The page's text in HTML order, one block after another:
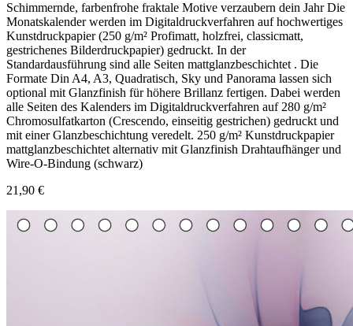
Schimmernde, farbenfrohe fraktale Motive verzaubern dein Jahr Die
Monatskalender werden im Digitaldruckverfahren auf hochwertiges
Kunstdruckpapier (250 g/m² Profimatt, holzfrei, classicmatt,
gestrichenes Bilderdruckpapier) gedruckt. In der
Standardausführung sind alle Seiten mattglanzbeschichtet . Die
Formate Din A4, A3, Quadratisch, Sky und Panorama lassen sich
optional mit Glanzfinish für höhere Brillanz fertigen. Dabei werden
alle Seiten des Kalenders im Digitaldruckverfahren auf 280 g/m²
Chromosulfatkarton (Crescendo, einseitig gestrichen) gedruckt und
mit einer Glanzbeschichtung veredelt. 250 g/m² Kunstdruckpapier
mattglanzbeschichtet alternativ mit Glanzfinish Drahtaufhänger und
Wire-O-Bindung (schwarz)
21,90 €